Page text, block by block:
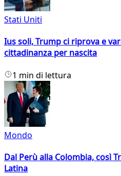
Stati Uniti
Ius soli, Trump ci riprova e
cittadinanza per nascita
1 min di lettura
Mondo
Dal Perù alla Colombia, così
Latina